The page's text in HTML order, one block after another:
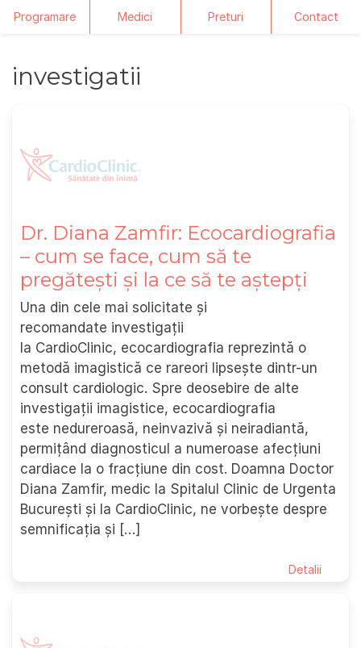
Programare Medici Preturi Contact
investigatii
Dr. Diana Zamfir: Ecocardiografia
– cum se face, cum să te
pregătești și la ce să te aștepți
Una din cele mai solicitate și
recomandate investigații
la CardioClinic, ecocardiografia reprezintă o
metodă imagistică ce rareori lipsește dintr-un
consult cardiologic. Spre deosebire de alte
investigații imagistice, ecocardiografia
este nedureroasă, neinvazivă și neiradiantă,
permițând diagnosticul a numeroase afecțiuni
cardiace la o fracțiune din cost. Doamna Doctor
Diana Zamfir, medic la Spitalul Clinic de Urgenta
București și la CardioClinic, ne vorbește despre
semnificația și […]
Detalii